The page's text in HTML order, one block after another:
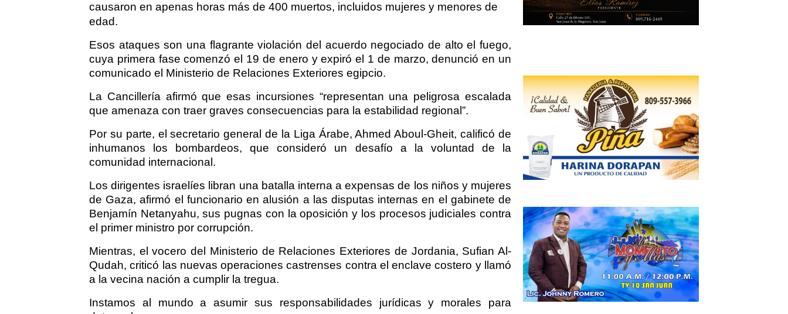
causaron en apenas horas más de 400 muertos, incluidos mujeres y menores de
edad.
Esos ataques son una flagrante violación del acuerdo negociado de alto el fuego,
cuya primera fase comenzó el 19 de enero y expiró el 1 de marzo, denunció en un
comunicado el Ministerio de Relaciones Exteriores egipcio.
La Cancillería afirmó que esas incursiones “representan una peligrosa escalada
que amenaza con traer graves consecuencias para la estabilidad regional”.
Por su parte, el secretario general de la Liga Árabe, Ahmed Aboul-Gheit, calificó de
inhumanos los bombardeos, que consideró un desafío a la voluntad de la
comunidad internacional.
Los dirigentes israelíes libran una batalla interna a expensas de los niños y mujeres
de Gaza, afirmó el funcionario en alusión a las disputas internas en el gabinete de
Benjamín Netanyahu, sus pugnas con la oposición y los procesos judiciales contra
el primer ministro por corrupción.
Mientras, el vocero del Ministerio de Relaciones Exteriores de Jordania, Sufian Al-
Qudah, criticó las nuevas operaciones castrenses contra el enclave costero y llamó
a la vecina nación a cumplir la tregua.
Instamos al mundo a asumir sus responsabilidades jurídicas y morales para